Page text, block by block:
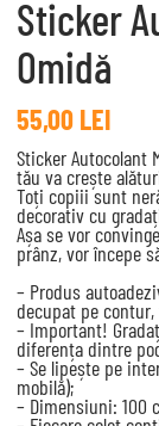
Sticker
Omidă
55,00 LEI
Sticker Autocolant
tău va crește
Toți copiii sunt
decorativ cu
Așa se vor
prânz, vor începe
– Produs
decupat pe
– Important!
diferența dintre
– Se lipește pe
mobilă);
– Dimensiuni: 100